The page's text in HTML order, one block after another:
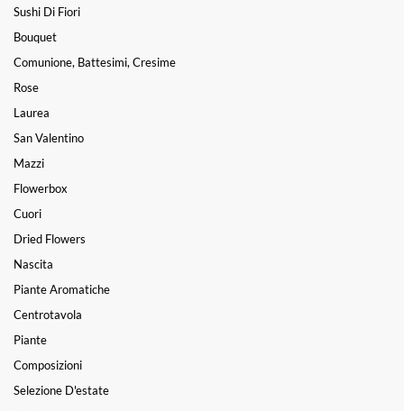
Sushi Di Fiori
Bouquet
Comunione, Battesimi, Cresime
Rose
Laurea
San Valentino
Mazzi
Flowerbox
Cuori
Dried Flowers
Nascita
Piante Aromatiche
Centrotavola
Piante
Composizioni
Selezione D'estate